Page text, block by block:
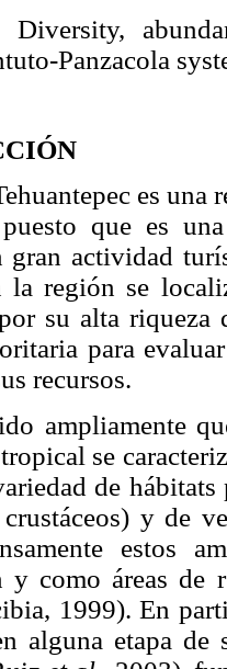
Diversity,
Panzacola
es una
que es
gran actividad
la región se
su alta
para
recursos.
ampliamente
se
de hábitats
y de
estos
y como áreas
1999). En
alguna etapa